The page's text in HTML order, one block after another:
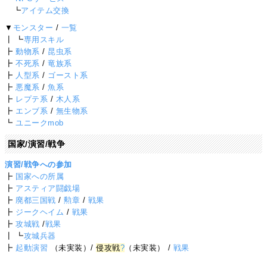
┗アイテム交換
▼ モンスター / 一覧
┃ ┗専用スキル
┣動物系 / 昆虫系
┣不死系 /竜族系
┣ 人型系 / ゴースト系
┣悪魔系 /魚系
┣ レプテ系 / 木人系
┣ エンブ系 / 無生物系
┗ユニークmob
国家/演習/戦争
演習/戦争への参加
┣ 国家への所属
┣ アスティア闘戯場
┣ 廃都三国戦 /勲章 / 戦果
┣ ジークヘイム / 戦果
┣攻城戦 /戦果
┃ ┗攻城兵器
┣ 起動演習 （未実装）/侵攻戦? （未実装） / 戦果